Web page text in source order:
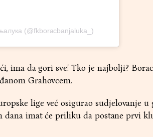
(@fkboracbanjaluka_)
ima da gori sve! Tko je najbolji?
Grahovcem.
lige već osigurao sudjelovanje
dana imat će priliku da postane prvi